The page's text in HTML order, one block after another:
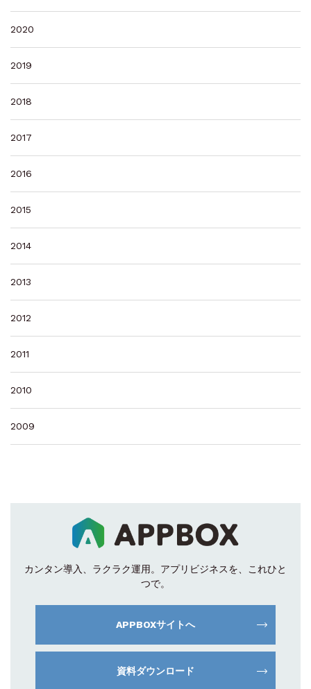
2020
2019
2018
2017
2016
2015
2014
2013
2012
2011
2010
2009
カンタン導入、ラクラク運用。 アプリビジネスを、これひと
つで。
APPBOXサイトへ
資料ダウンロード